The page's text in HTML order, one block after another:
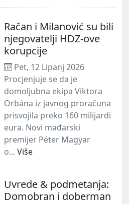
Račan i Milanović su bili
njegovatelji HDZ-ove
korupcije
Pet, 12 Lipanj 2026
Procjenjuje se da je
domoljubna ekipa Viktora
Orbána iz javnog proračuna
prisvojila preko 160 milijardi
eura. Novi mađarski
premijer Péter Magyar
o... Više
Uvrede & podmetanja:
Domobran i doberman